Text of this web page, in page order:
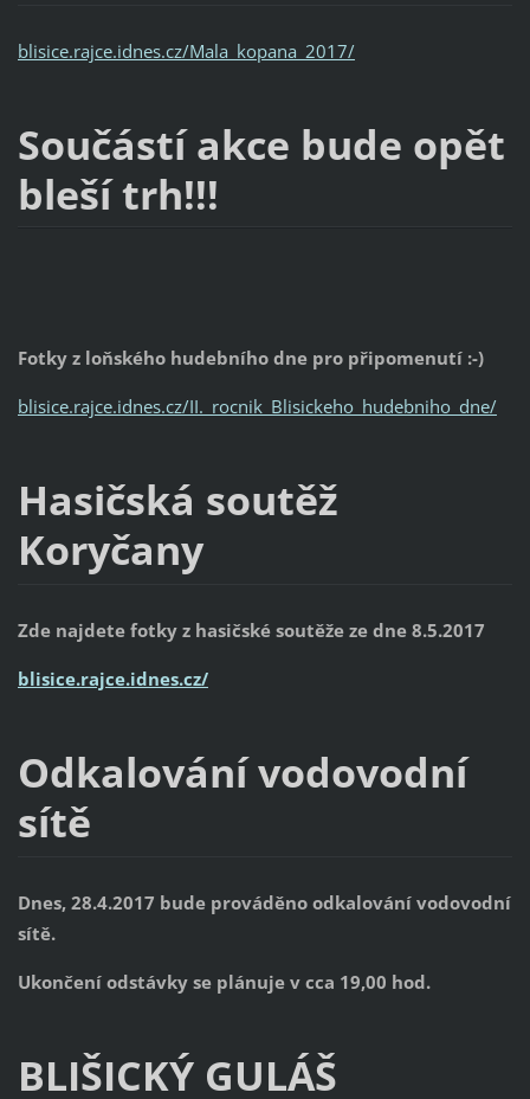
blisice.rajce.idnes.cz/Mala_kopana_2017/
Součástí akce bude opět
bleší trh!!!
Fotky z loňského hudebního dne pro připomenutí :-)
blisice.rajce.idnes.cz/II._rocnik_Blisickeho_hudebniho_dne/
Hasičská soutěž
Koryčany
Zde najdete fotky z hasičské soutěže ze dne 8.5.2017
blisice.rajce.idnes.cz/
Odkalování vodovodní
sítě
Dnes, 28.4.2017 bude prováděno odkalování vodovodní
sítě.
Ukončení odstávky se plánuje v cca 19,00 hod.
BLIŠICKÝ GULÁŠ